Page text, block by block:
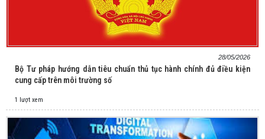
28/05/2026
Bộ Tư pháp hướng dẫn tiêu chuẩn thủ tục hành chính đủ điều kiện
cung cấp trên môi trường số
1 lượt xem